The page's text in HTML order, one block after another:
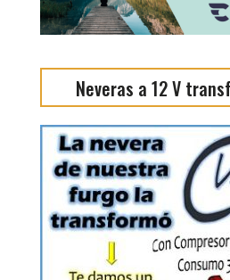
Neveras a 12 V